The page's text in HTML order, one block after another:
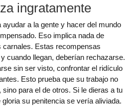
ingratamente
ayudar a la gente y hacer del mundo
Eso implica nada de
carnales. Estas recompensas
cuando llegan, deberían rechazarse.
sin ser visto, confrontar el ridículo
Esto prueba que su trabajo no
para el de otros. Si le dieras a tu
su penitencia se vería aliviada.